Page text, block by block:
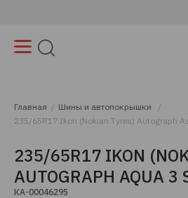
Главная
Шины и автопокрышки
235/65R17 Ikon (Nokian Tyres) Autograph
235/65R17 IKON
AUTOGRAPH AQUA 3
КА-00046295